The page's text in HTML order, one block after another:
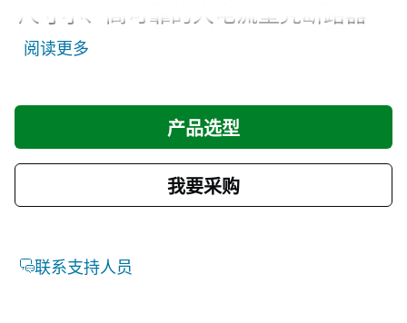
尺寸小、高可靠的大电流塑壳断路器